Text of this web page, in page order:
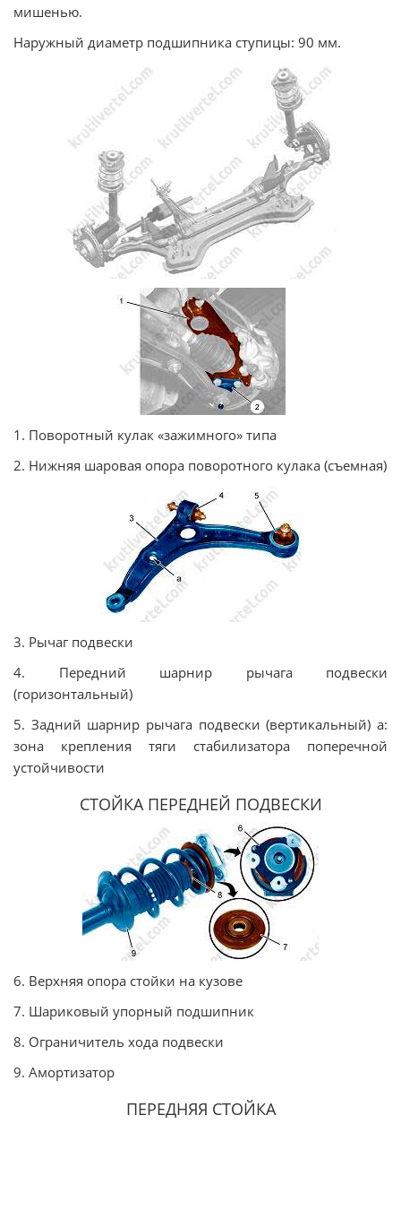
мишенью.
Наружный диаметр подшипника ступицы: 90 мм.
1. Поворотный кулак «зажимного» типа
2. Нижняя шаровая опора поворотного кулака (съемная)
3. Рычаг подвески
4. Передний шарнир рычага подвески
(горизонтальный)
5. Задний шарнир рычага подвески (вертикальный) a:
зона крепления тяги стабилизатора поперечной
устойчивости
СТОЙКА ПЕРЕДНЕЙ ПОДВЕСКИ
6. Верхняя опора стойки на кузове
7. Шариковый упорный подшипник
8. Ограничитель хода подвески
9. Амортизатор
ПЕРЕДНЯЯ СТОЙКА